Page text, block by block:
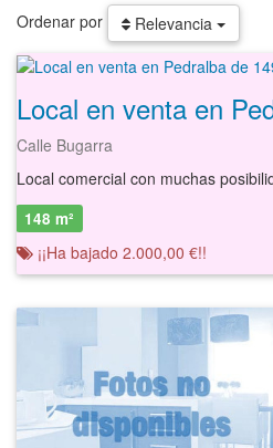
Ordenar por Relevancia
Local en venta en
Calle Bugarra
148 m²
¡¡Ha bajado 2.000,00 €!!